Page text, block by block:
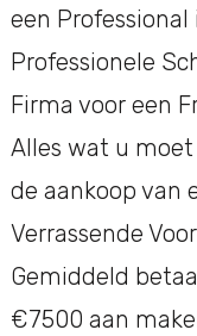
een
Professionele
Firma voor een
Alles wat u
de aankoop van
Verrassende
Gemiddeld
€7500 aan